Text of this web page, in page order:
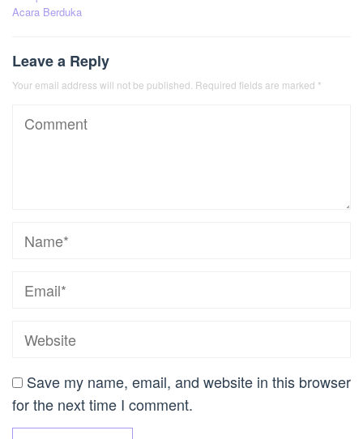
Acara Berduka
Leave a Reply
Your email address will not be published. Required fields are marked *
Save my name, email, and website in this browser
for the next time I comment.